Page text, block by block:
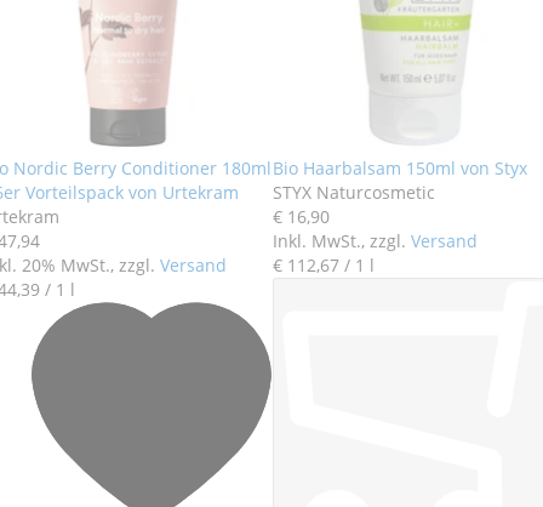
Nordic Berry Conditioner 180ml
Vorteilspack von Urtekram
,94
20% MwSt., zzgl. Versand
,39 / 1 l
Bio Haarbalsam 150ml von Styx
STYX Naturcosmetic
€ 16,90
Inkl. MwSt., zzgl. Versand
€ 112,67 / 1 l